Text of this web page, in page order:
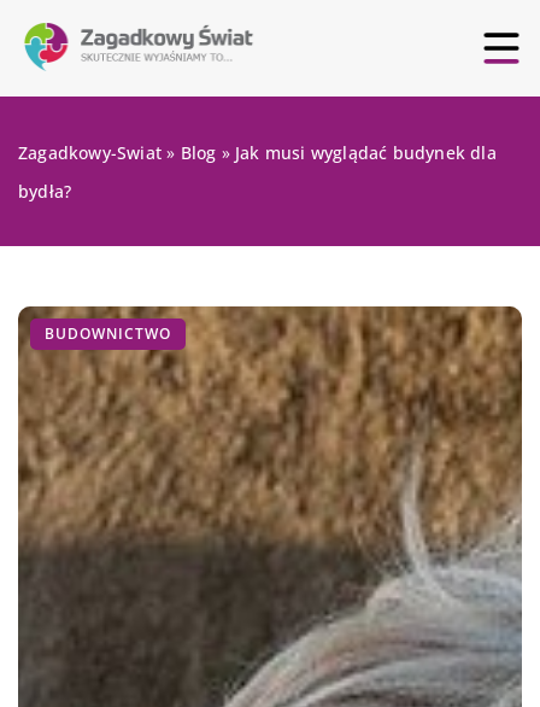
Zagadkowy-Swiat » Blog » Jak musi wyglądać budynek dla
bydła?
BUDOWNICTWO